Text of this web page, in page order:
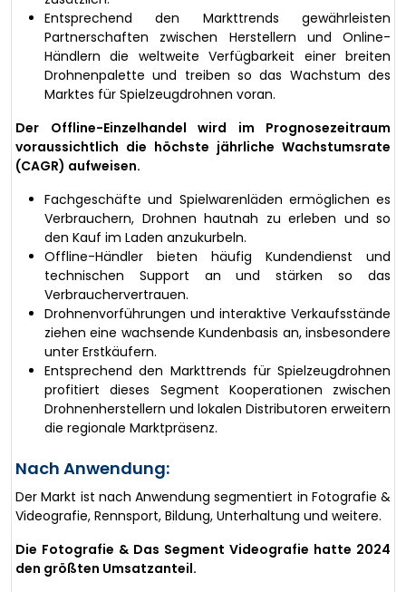
Entsprechend den Markttrends gewährleisten
Partnerschaften zwischen Herstellern und Online-
Händlern die weltweite Verfügbarkeit einer breiten
Drohnenpalette und treiben so das Wachstum des
Marktes für Spielzeugdrohnen voran.
Der Offline-Einzelhandel wird im Prognosezeitraum
voraussichtlich die höchste jährliche Wachstumsrate
(CAGR) aufweisen.
Fachgeschäfte und Spielwarenläden ermöglichen es
Verbrauchern, Drohnen hautnah zu erleben und so
den Kauf im Laden anzukurbeln.
Offline-Händler bieten häufig Kundendienst und
technischen Support an und stärken so das
Verbrauchervertrauen.
Drohnenvorführungen und interaktive Verkaufsstände
ziehen eine wachsende Kundenbasis an, insbesondere
unter Erstkäufern.
Entsprechend den Markttrends für Spielzeugdrohnen
profitiert dieses Segment Kooperationen zwischen
Drohnenherstellern und lokalen Distributoren erweitern
die regionale Marktpräsenz.
Nach Anwendung:
Der Markt ist nach Anwendung segmentiert in Fotografie &
Videografie, Rennsport, Bildung, Unterhaltung und weitere.
Die Fotografie & Das Segment Videografie hatte 2024
den größten Umsatzanteil.